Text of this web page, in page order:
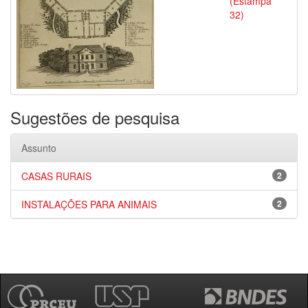
32)
Sugestões de pesquisa
Assunto
2
CASAS RURAIS
2
INSTALAÇÕES PARA ANIMAIS